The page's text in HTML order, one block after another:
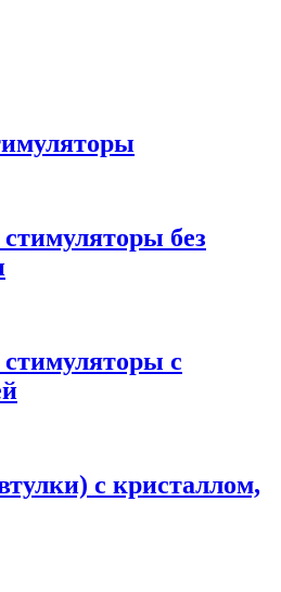
без
с
с кристаллом,